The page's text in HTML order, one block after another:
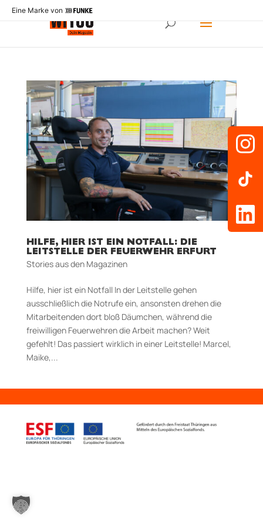
Eine Marke von
HILFE, HIER IST EIN NOTFALL: DIE
LEITSTELLE DER FEUERWEHR ERFURT
Stories aus den Magazinen
Hilfe, hier ist ein Notfall In der Leitstelle gehen
ausschließlich die Notrufe ein, ansonsten drehen die
Mitarbeitenden dort bloß Däumchen, während die
freiwilligen Feuerwehren die Arbeit machen? Weit
gefehlt! Das passiert wirklich in einer Leitstelle! Marcel,
Maike,...